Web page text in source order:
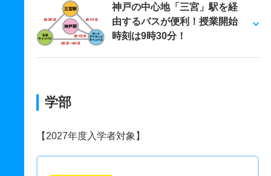
神戸の中心地「三宮」駅を経
由するバスが便利！授業開始
時刻は9時30分！
学部
【2027年度入学者対象】